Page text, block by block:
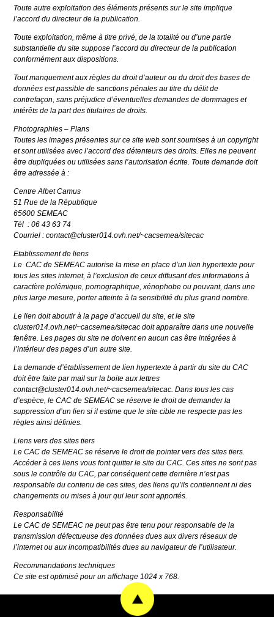
Toute autre exploitation des éléments présents sur le site implique
l’accord du directeur de la publication.
Toute exploitation, même à titre privé, de la totalité ou d’une partie
substantielle du site suppose l’accord du directeur de la publication
conformément aux dispositions.
Tout manquement aux règles du droit d’auteur ou du droit des bases de
données est passible de sanctions pénales au titre du délit de
contrefaçon, sans préjudice d’éventuelles demandes de dommages et
intérêts de la part des titulaires de droits.
Photographies – Plans
Toutes les images présentes sur ce site web sont soumises à un copyright
et sont utilisées avec l’accord des détenteurs des droits. Elles ne peuvent
être dupliquées ou utilisées sans l’autorisation écrite. Toute demande doit
être adressée à :
Centre Albet Camus
51 Rue de la République
65600 SEMEAC
Tél : 06 43 63 74
Courriel : contact@cluster014.ovh.net/~cacsemea/sitecac
Etablissement de liens
Le CAC de SEMEAC autorise la mise en place d’un lien hypertexte pour
tous les sites internet, à l’exclusion de ceux diffusant des informations à
caractère polémique, pornographique, xénophobe ou pouvant, dans une
plus large mesure, porter atteinte à la sensibilité du plus grand nombre.
Le lien doit aboutir à la page d’accueil du site, et le site
cluster014.ovh.net/~cacsemea/sitecac doit apparaître dans une nouvelle
fenêtre. Les pages du site ne doivent en aucun cas être intégrées à
l’intérieur des pages d’un autre site.
La demande d’établissement de lien hypertexte à partir du site du CAC
doit être faite par mail sur la boite aux lettres
contact@cluster014.ovh.net/~cacsemea/sitecac. Dans tous les cas
d’espèce, le CAC de SEMEAC se réserve le droit de demander la
suppression d’un lien si il estime que le site cible ne respecte pas les
règles ainsi définies.
Liens vers des sites tiers
Le CAC de SEMEAC se réserve le droit de pointer vers des sites tiers.
Accéder à ces liens vous font quitter le site du CAC. Ces sites ne sont pas
sous le contrôle du CAC, par conséquent cette dernière n’est pas
responsable du contenu de ces sites, des liens qu’ils contiennent ni des
changements ou mises à jour qui leur sont apportés.
Responsabilité
Le CAC de SEMEAC ne peut pas être tenu pour responsable de la
transmission défectueuse des données dues aux divers réseaux de
l’internet ou aux incompatibilités dues au navigateur de l’utilisateur.
Recommandations techniques
Ce site est optimisé pour un affichage 1024 x 768.